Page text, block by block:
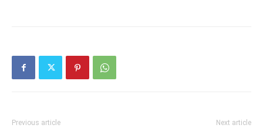
Previous article Next article